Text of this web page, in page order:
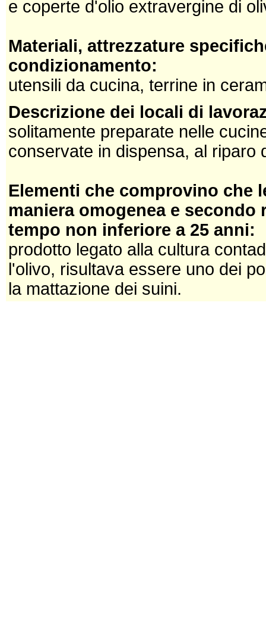
e coperte d'olio extravergine di
Materiali, attrezzature
condizionamento:
utensili da cucina, terrine in
Descrizione dei locali di
solitamente preparate nelle
conservate in dispensa, al riparo
Elementi che comprovino che
maniera omogenea e
tempo non inferiore a 25 anni:
prodotto legato alla cultura
l'olivo, risultava essere uno dei
la mattazione dei suini.